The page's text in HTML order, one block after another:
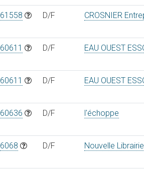
61558 D/F CROSNIER
60611 D/F EAU OUEST
60611 D/F EAU OUEST
60636 D/F l'échoppe
6068 D/F Nouvelle